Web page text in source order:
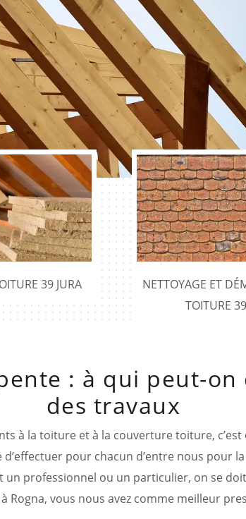
39 JURA
NETTOYAGE ET
TOITURE
: à qui peut-
des travaux
à la toiture et à la couverture toiture,
d’effectuer pour chacun d’entre nous
professionnel ou un particulier, on se
Rogna, vous nous avez comme meilleur